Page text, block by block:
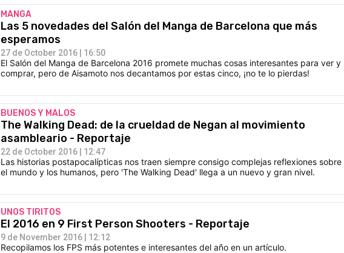
MANGA
Las 5 novedades del Salón del Manga de Barcelona que más
esperamos
27 de October 2016 | 16:50
El Salón del Manga de Barcelona 2016 promete muchas cosas interesantes para ver y
comprar, pero de Aisamoto nos decantamos por estas cinco, ¡no te lo pierdas!
BUENOS Y MALOS
The Walking Dead: de la crueldad de Negan al movimiento
asambleario - Reportaje
22 de October 2016 | 12:47
Las historias postapocalípticas nos traen siempre consigo complejas reflexiones sobre
el mundo y los humanos, pero 'The Walking Dead' llega a un nuevo y gran nivel.
UNOS TIRITOS
El 2016 en 9 First Person Shooters - Reportaje
9 de November 2016 | 12:12
Recopilamos los FPS más potentes e interesantes del año en un artículo.